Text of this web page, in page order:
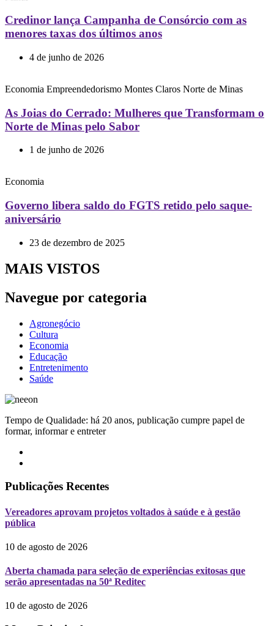
Credinor lança Campanha de Consórcio com as
menores taxas dos últimos anos
4 de junho de 2026
Economia Empreendedorismo Montes Claros Norte de Minas
As Joias do Cerrado: Mulheres que Transformam o
Norte de Minas pelo Sabor
1 de junho de 2026
Economia
Governo libera saldo do FGTS retido pelo saque-
aniversário
23 de dezembro de 2025
MAIS VISTOS
Navegue por categoria
Agronegócio
Cultura
Economia
Educação
Entretenimento
Saúde
Tempo de Qualidade: há 20 anos, publicação cumpre papel de
formar, informar e entreter
Publicações Recentes
Vereadores aprovam projetos voltados à saúde e à gestão
pública
10 de agosto de 2026
Aberta chamada para seleção de experiências exitosas que
serão apresentadas na 50ª Reditec
10 de agosto de 2026